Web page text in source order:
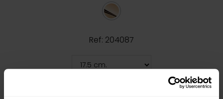
Ref: 204087
Cauți o altă mărime? CLICK AICI!